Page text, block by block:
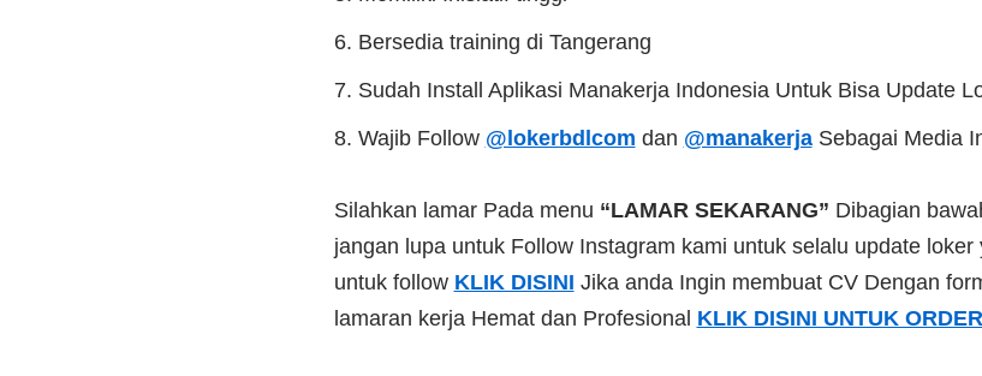
Bersedia training di Tangerang
Sudah Install Aplikasi Manakerja Indonesia Untuk Bisa Update
Wajib Follow @lokerbdlcom dan @manakerjaSebagai Media
Silahkan lamar Pada menu “LAMAR SEKARANG” Dibagian
jangan lupa untuk Follow Instagram kami untuk selalu update
untuk follow KLIK DISINI Jika anda Ingin membuat CV Dengan
lamaran kerja Hemat dan Profesional KLIK DISINI UNTUK ORDER